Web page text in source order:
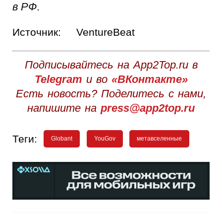
в РФ.
Источник: VentureBeat
Подписывайтесь на App2Top.ru в
Telegram и во «ВКонтакте»
Есть новость? Поделитесь с нами,
напишите на press@app2top.ru
Теги: Globant YouGov метавселенные